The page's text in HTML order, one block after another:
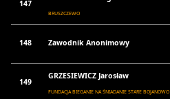
147
BRUSZCZEWO
148 Zawodnik Anonimowy
149
GRZESIEWICZ Jarosław
FUNDACJA BIEGANIE NA ŚNIADANIE STARE BOJANOWO